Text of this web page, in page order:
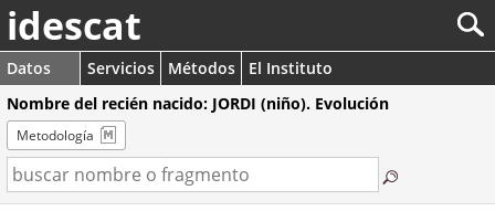
idescat
Datos Servicios Métodos
El Instituto
Nombre del recién nacido: JORDI (niño). Evolución
Metodología